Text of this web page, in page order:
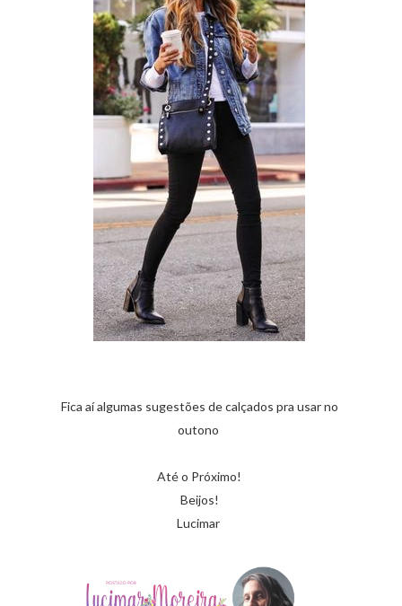
Fica aí algumas sugestões de calçados pra usar no
outono
Até o Próximo!
Beijos!
Lucimar